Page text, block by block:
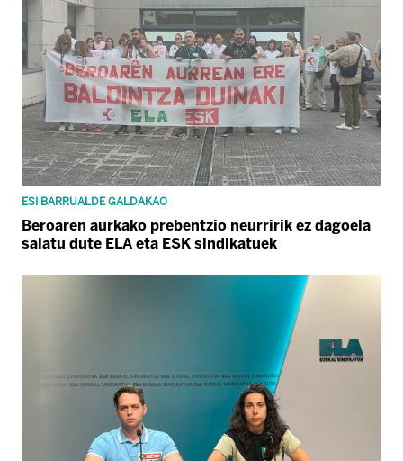
ESI BARRUALDE GALDAKAO
Beroaren aurkako prebentzio neurririk ez dagoela
salatu dute ELA eta ESK sindikatuek